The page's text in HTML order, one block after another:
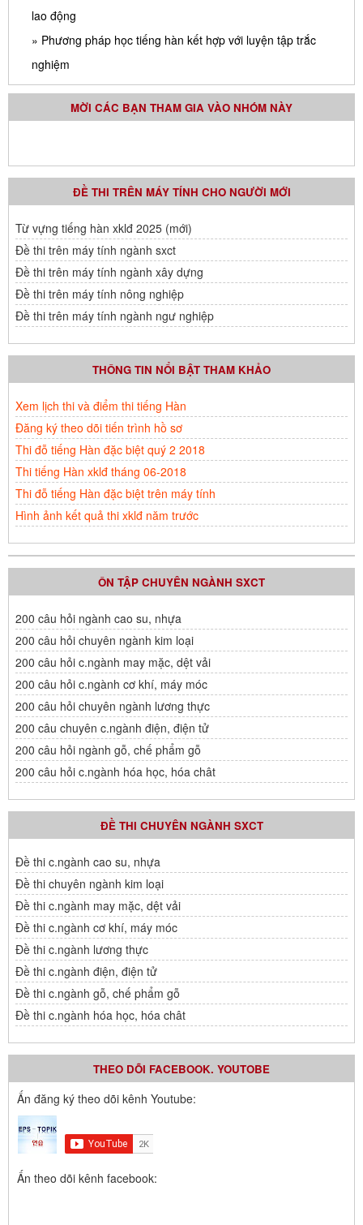
lao động
» Phương pháp học tiếng hàn kết hợp với luyện tập trắc
nghiệm
MỜI CÁC BẠN THAM GIA VÀO NHÓM NÀY
ĐỀ THI TRÊN MÁY TÍNH CHO NGƯỜI MỚI
Từ vựng tiếng hàn xklđ 2025 (mới)
Đề thi trên máy tính ngành sxct
Đề thi trên máy tính ngành xây dựng
Đề thi trên máy tính nông nghiệp
Đề thi trên máy tính ngành ngư nghiệp
THÔNG TIN NỔI BẬT THAM KHẢO
Xem lịch thi và điểm thi tiếng Hàn
Đăng ký theo dõi tiến trình hồ sơ
Thi đỗ tiếng Hàn đặc biệt quý 2 2018
Thi tiếng Hàn xklđ tháng 06-2018
Thi đỗ tiếng Hàn đặc biệt trên máy tính
Hình ảnh kết quả thi xklđ năm trước
ÔN TẬP CHUYÊN NGÀNH SXCT
200 câu hỏi ngành cao su, nhựa
200 câu hỏi chuyên ngành kim loại
200 câu hỏi c.ngành may mặc, dệt vải
200 câu hỏi c.ngành cơ khí, máy móc
200 câu hỏi chuyên ngành lương thực
200 câu chuyên c.ngành điện, điện tử
200 câu hỏi ngành gỗ, chế phẩm gỗ
200 câu hỏi c.ngành hóa học, hóa chât
ĐỀ THI CHUYÊN NGÀNH SXCT
Đề thi c.ngành cao su, nhựa
Đề thi chuyên ngành kim loại
Đề thi c.ngành may mặc, dệt vải
Đề thi c.ngành cơ khí, máy móc
Đề thi c.ngành lương thực
Đề thi c.ngành điện, điện tử
Đề thi c.ngành gỗ, chế phẩm gỗ
Đề thi c.ngành hóa học, hóa chât
THEO DÕI FACEBOOK. YOUTOBE
Ấn đăng ký theo dõi kênh Youtube:
Ấn theo dõi kênh facebook: